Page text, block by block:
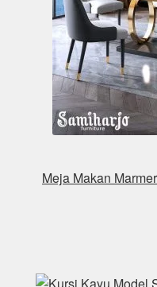
Meja Makan